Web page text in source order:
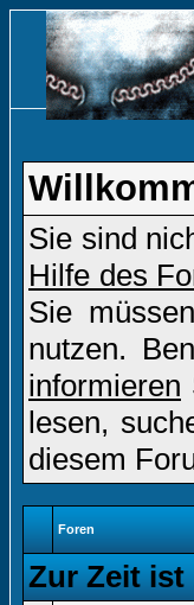
Sie sind
Hilfe des
Sie
nutzen.
informieren
lesen,
diesem
Foren
Zur Zeit ist